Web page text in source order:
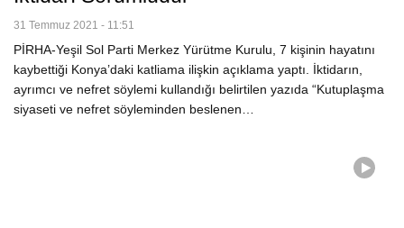
31 Temmuz 2021 - 11:51
PİRHA-Yeşil Sol Parti Merkez Yürütme Kurulu, 7 kişinin hayatını
kaybettiği Konya’daki katliama ilişkin açıklama yaptı. İktidarın,
ayrımcı ve nefret söylemi kullandığı belirtilen yazıda “Kutuplaşma
siyaseti ve nefret söyleminden beslenen…